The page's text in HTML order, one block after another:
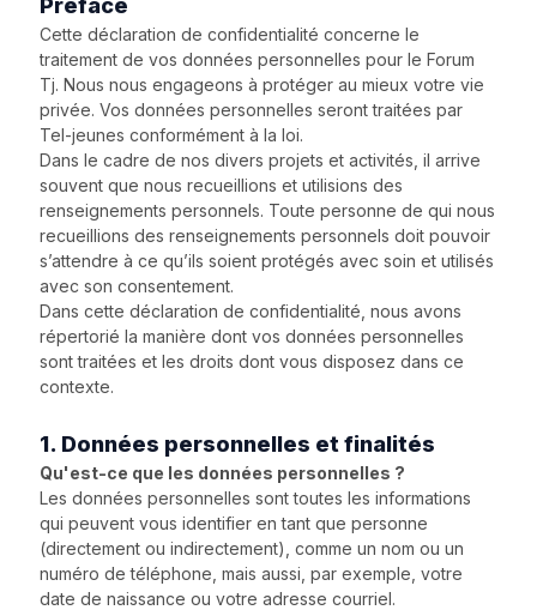
Préface
Cette déclaration de confidentialité concerne le
traitement de vos données personnelles pour le Forum
Tj. Nous nous engageons à protéger au mieux votre vie
privée. Vos données personnelles seront traitées par
Tel-jeunes conformément à la loi.
Dans le cadre de nos divers projets et activités, il arrive
souvent que nous recueillions et utilisions des
renseignements personnels. Toute personne de qui nous
recueillions des renseignements personnels doit pouvoir
s’attendre à ce qu’ils soient protégés avec soin et utilisés
avec son consentement.
Dans cette déclaration de confidentialité, nous avons
répertorié la manière dont vos données personnelles
sont traitées et les droits dont vous disposez dans ce
contexte.
1. Données personnelles et finalités
Qu'est-ce que les données personnelles ?
Les données personnelles sont toutes les informations
qui peuvent vous identifier en tant que personne
(directement ou indirectement), comme un nom ou un
numéro de téléphone, mais aussi, par exemple, votre
date de naissance ou votre adresse courriel.